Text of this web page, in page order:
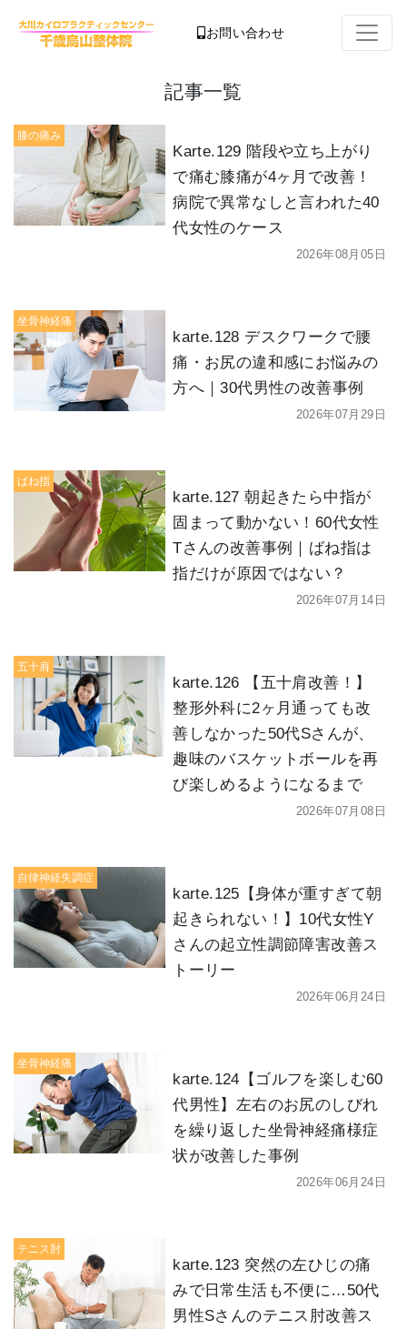
お問い合わせ
記事一覧
膝の痛み
Karte.129 階段や立ち上がり
で痛む膝痛が4ヶ月で改善！
病院で異常なしと言われた40
代女性のケース
2026年08月05日
坐骨神経痛
karte.128 デスクワークで腰
痛・お尻の違和感にお悩みの
方へ｜30代男性の改善事例
2026年07月29日
ばね指
karte.127 朝起きたら中指が
固まって動かない！60代女性
Tさんの改善事例｜ばね指は
指だけが原因ではない？
2026年07月14日
五十肩
karte.126 【五十肩改善！】
整形外科に2ヶ月通っても改
善しなかった50代Sさんが、
趣味のバスケットボールを再
び楽しめるようになるまで
2026年07月08日
自律神経失調症
karte.125【身体が重すぎて朝
起きられない！】10代女性Y
さんの起立性調節障害改善ス
トーリー
2026年06月24日
坐骨神経痛
karte.124【ゴルフを楽しむ60
代男性】左右のお尻のしびれ
を繰り返した坐骨神経痛様症
状が改善した事例
2026年06月24日
テニス肘
karte.123 突然の左ひじの痛
みで日常生活も不便に…50代
男性Sさんのテニス肘改善ス